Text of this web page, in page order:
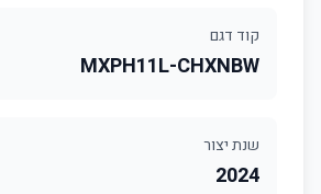
קוד דגם
MXPH11L-CHXNBW
שנת יצור
2024